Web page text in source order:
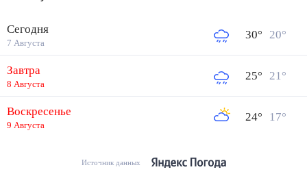
Сегодня
7 Августа
30° 20°
Завтра
8 Августа
25° 21°
Воскресенье
9 Августа
24° 17°
Источник данных